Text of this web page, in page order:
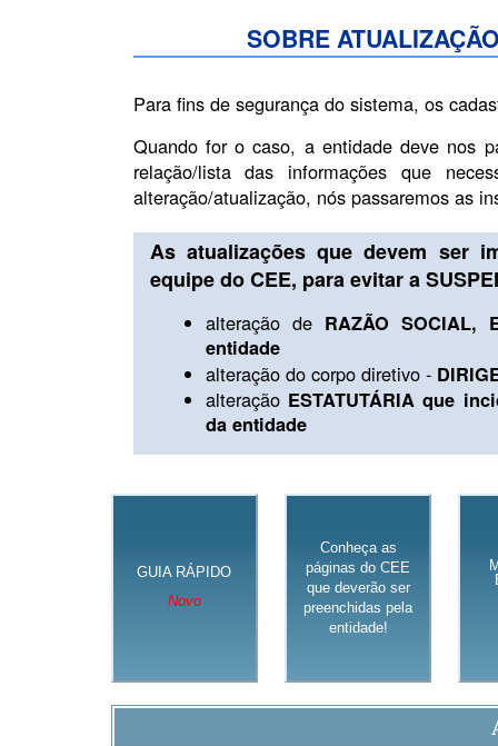
SOBRE
Para fins de segurança do sistema, os
Quando for o caso, a entidade deve nos
relação/lista das informações que
alteração/atualização, nós passaremos as
As atualizações que devem ser
equipe do CEE, para evitar a
alteração de RAZÃO SOCIAL,
entidade
alteração do corpo diretivo -
alteração ESTATUTÁRIA que
da entidade
GUIA RÁPIDO
Novo
Conheça as
páginas do CEE
que deverão ser
preenchidas pela
entidade!